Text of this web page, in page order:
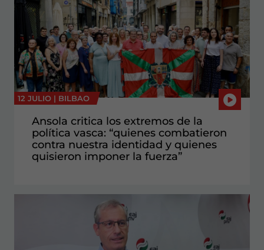
12 JULIO | BILBAO
Ansola critica los extremos de la
política vasca: “quienes combatieron
contra nuestra identidad y quienes
quisieron imponer la fuerza”